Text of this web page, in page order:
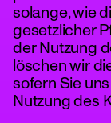
solange, wie
gesetzlicher
der Nutzung
löschen wir
sofern Sie
Nutzung des